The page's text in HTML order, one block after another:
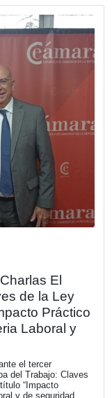
el Exterior
de